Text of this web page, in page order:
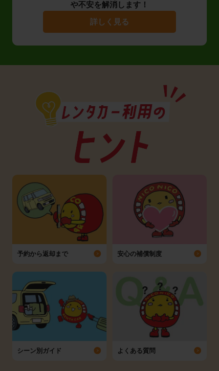
や不安を解消します！
詳しく見る
予約から返却まで 安心の補償制度
シーン別ガイド よくある質問